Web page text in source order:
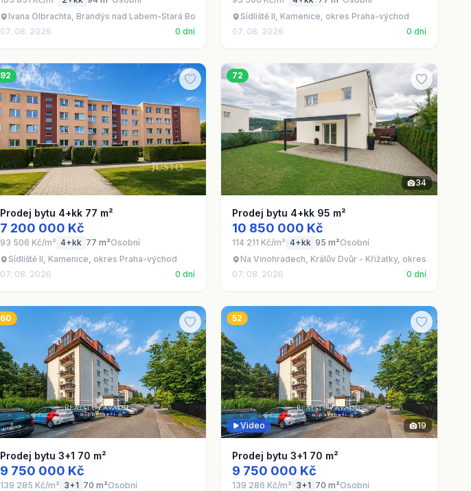
Ivana Olbrachta, Brandýs nad Labem-Stará Boleslav - Brandýs nad Labem, okres Praha-východ
07. 08. 2026
0 dní
Sídliště II, Kamenice, okres Praha-východ
07. 08. 2026
0 dní
92
Prodej bytu 4+kk 77 m²
7 200 000 Kč
93 506 Kč/m² 4+kk 77 m²Osobní
Sídliště II, Kamenice, okres Praha-východ
07. 08. 2026
0 dní
72
34
Prodej bytu 4+kk 95 m²
10 850 000 Kč
114 211 Kč/m² 4+kk 95 m²Osobní
Na Vinohradech, Králův Dvůr - Křižatky, okres Beroun
07. 08. 2026
0 dní
60
Prodej bytu 3+1 70 m²
9 750 000 Kč
139 285 Kč/m² 3+1 70 m²Osobní
52
19
Video
Prodej bytu 3+1 70 m²
9 750 000 Kč
139 286 Kč/m² 3+1 70 m²Osobní